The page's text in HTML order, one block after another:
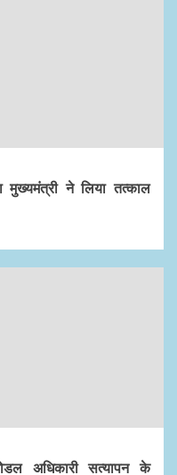
मुख्यमंत्री ने लिया तत्काल
अधिकारी सत्यापन के